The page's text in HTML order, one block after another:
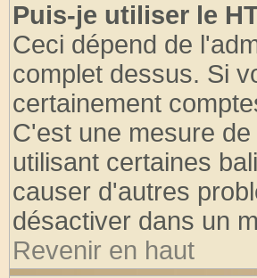
Puis-je utiliser le
Ceci dépend de
complet dessus. Si
certainement
C'est une mesure de
utilisant certaines
causer d'autres
désactiver dans un
Revenir en haut